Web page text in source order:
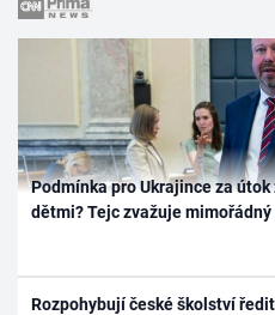
Podmínka pro Ukrajince za
dětmi? Tejc zvažuje mimořádný
Rozpohybují české školství